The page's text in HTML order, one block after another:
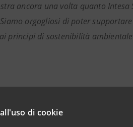
di cookie
ancora una volta quanto
orgogliosi di poter
principi di sostenibilità ambientale